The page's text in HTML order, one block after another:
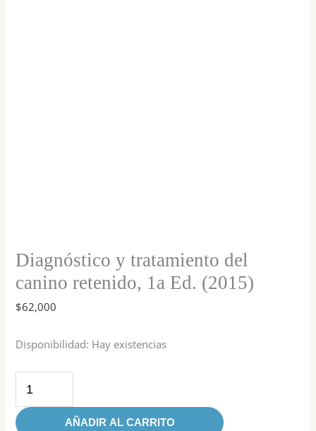
Diagnóstico y tratamiento del
canino retenido, 1a Ed. (2015)
$62,000
Disponibilidad: Hay existencias
AÑADIR AL CARRITO